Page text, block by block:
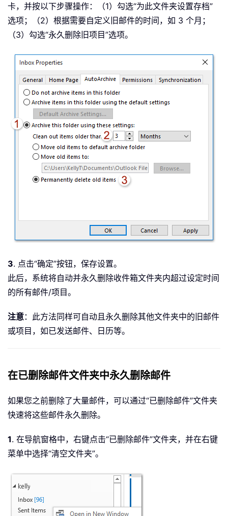
卡，并按以下步骤操作：（1）勾选“为此文件夹设置存档”
选项；（2）根据需要自定义旧邮件的时间，如 3 个月；
（3）勾选“永久删除旧项目”选项。
3. 点击“确定”按钮，保存设置。
此后，系统将自动并永久删除收件箱文件夹内超过设定时间
的所有邮件/项目。
注意：此方法同样可自动且永久删除其他文件夹中的旧邮件
或项目，如已发送邮件、日历等。
在已删除邮件文件夹中永久删除邮件
如果您之前删除了大量邮件，可以通过“已删除邮件”文件夹
快速将这些邮件永久删除。
1. 在导航窗格中，右键点击“已删除邮件”文件夹，并在右键
菜单中选择“清空文件夹”。